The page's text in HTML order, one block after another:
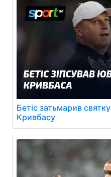
Бетіс затьмарив
Кривбасу